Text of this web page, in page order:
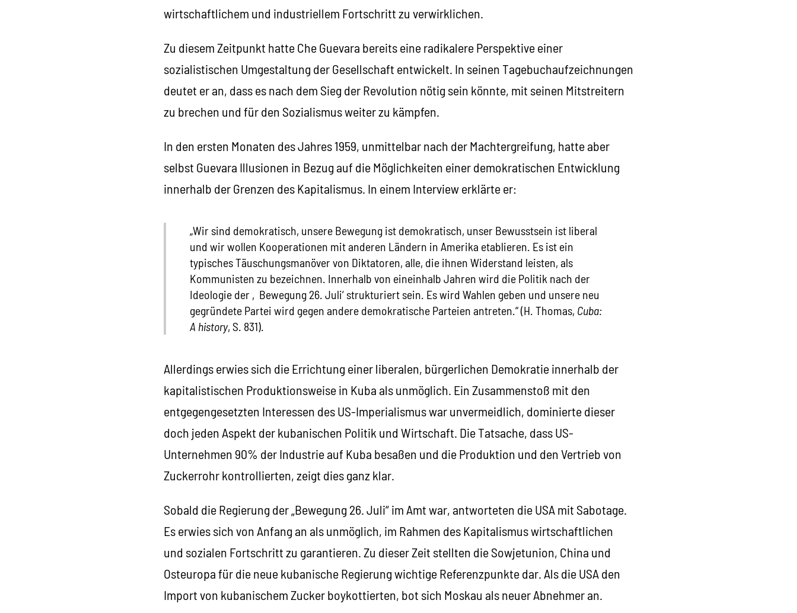
wirtschaftlichem und industriellem Fortschritt zu verwirklichen.
Zu diesem Zeitpunkt hatte Che Guevara bereits eine radikalere Perspektive einer
sozialistischen Umgestaltung der Gesellschaft entwickelt. In seinen Tagebuchaufzeichnungen
deutet er an, dass es nach dem Sieg der Revolution nötig sein könnte, mit seinen Mitstreitern
zu brechen und für den Sozialismus weiter zu kämpfen.
In den ersten Monaten des Jahres 1959, unmittelbar nach der Machtergreifung, hatte aber
selbst Guevara Illusionen in Bezug auf die Möglichkeiten einer demokratischen Entwicklung
innerhalb der Grenzen des Kapitalismus. In einem Interview erklärte er:
„Wir sind demokratisch, unsere Bewegung ist demokratisch, unser Bewusstsein ist liberal
und wir wollen Kooperationen mit anderen Ländern in Amerika etablieren. Es ist ein
typisches Täuschungsmanöver von Diktatoren, alle, die ihnen Widerstand leisten, als
Kommunisten zu bezeichnen. Innerhalb von eineinhalb Jahren wird die Politik nach der
Ideologie der ‚Bewegung 26. Juli‘ strukturiert sein. Es wird Wahlen geben und unsere neu
gegründete Partei wird gegen andere demokratische Parteien antreten.“ (H. Thomas, Cuba:
A history, S. 831).
Allerdings erwies sich die Errichtung einer liberalen, bürgerlichen Demokratie innerhalb der
kapitalistischen Produktionsweise in Kuba als unmöglich. Ein Zusammenstoß mit den
entgegengesetzten Interessen des US-Imperialismus war unvermeidlich, dominierte dieser
doch jeden Aspekt der kubanischen Politik und Wirtschaft. Die Tatsache, dass US-
Unternehmen 90% der Industrie auf Kuba besaßen und die Produktion und den Vertrieb von
Zuckerrohr kontrollierten, zeigt dies ganz klar.
Sobald die Regierung der „Bewegung 26. Juli“ im Amt war, antworteten die USA mit Sabotage.
Es erwies sich von Anfang an als unmöglich, im Rahmen des Kapitalismus wirtschaftlichen
und sozialen Fortschritt zu garantieren. Zu dieser Zeit stellten die Sowjetunion, China und
Osteuropa für die neue kubanische Regierung wichtige Referenzpunkte dar. Als die USA den
Import von kubanischem Zucker boykottierten, bot sich Moskau als neuer Abnehmer an.